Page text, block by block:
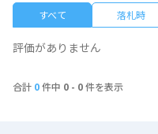
すべて 落札時
評価がありません
合計 0件中 0 - 0件を表示